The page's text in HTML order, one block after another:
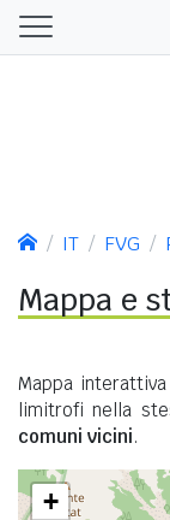
IT FVG
Mappa e
Mappa
limitrofi nella
comuni vicini.
+